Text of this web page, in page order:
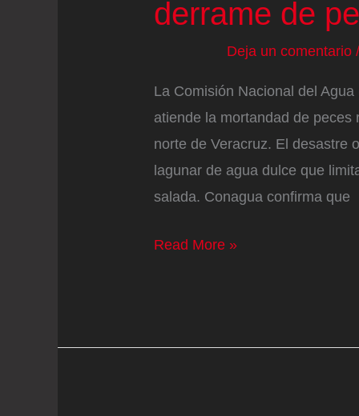
derrame de
Deja un comentario /
La Comisión Nacional del
atiende la mortandad de peces
norte de Veracruz. El desastre
lagunar de agua dulce que
salada. Conagua confirma que
Conagua
peces
Read More »